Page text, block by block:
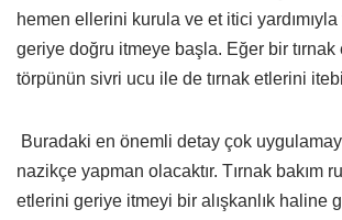
hemen ellerini kurula ve et itici yardımıyla
geriye doğru itmeye başla. Eğer bir
törpünün sivri ucu ile de tırnak etlerini
Buradaki en önemli detay çok
nazikçe yapman olacaktır. Tırnak bakım
etlerini geriye itmeyi bir alışkanlık haline